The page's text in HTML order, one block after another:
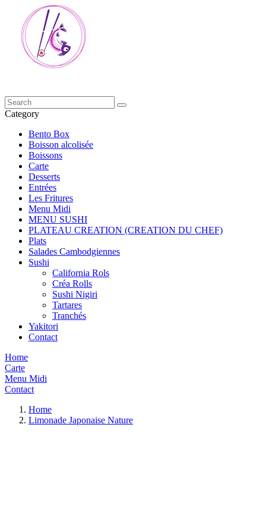
Category
Bento Box
Boisson alcolisée
Boissons
Carte
Desserts
Entrées
Les Fritures
Menu Midi
MENU SUSHI
PLATEAU CREATION (CREATION DU CHEF)
Plats
Salades Cambodgiennes
Sushi
California Rols
Créa Rolls
Sushi Nigiri
Tartares
Tranchés
Yakitori
Contact
Home
Carte
Menu Midi
Contact
Home
Limonade Japonaise Nature